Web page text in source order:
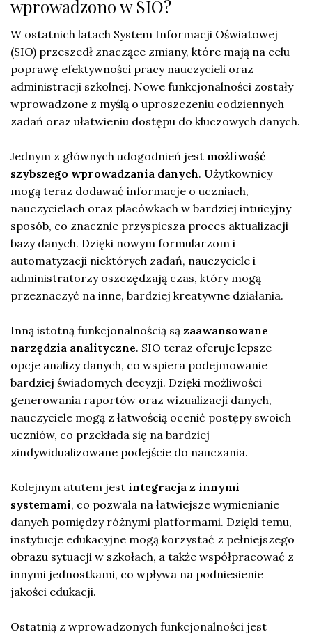
wprowadzono w SIO?
W ostatnich latach System Informacji Oświatowej
(SIO) przeszedł znaczące zmiany, które mają na celu
poprawę efektywności pracy nauczycieli oraz
administracji szkolnej. Nowe funkcjonalności zostały
wprowadzone z myślą o uproszczeniu codziennych
zadań oraz ułatwieniu dostępu do kluczowych danych.
Jednym z głównych udogodnień jest możliwość
szybszego wprowadzania danych. Użytkownicy
mogą teraz dodawać informacje o uczniach,
nauczycielach oraz placówkach w bardziej intuicyjny
sposób, co znacznie przyspiesza proces aktualizacji
bazy danych. Dzięki nowym formularzom i
automatyzacji niektórych zadań, nauczyciele i
administratorzy oszczędzają czas, który mogą
przeznaczyć na inne, bardziej kreatywne działania.
Inną istotną funkcjonalnością są zaawansowane
narzędzia analityczne. SIO teraz oferuje lepsze
opcje analizy danych, co wspiera podejmowanie
bardziej świadomych decyzji. Dzięki możliwości
generowania raportów oraz wizualizacji danych,
nauczyciele mogą z łatwością ocenić postępy swoich
uczniów, co przekłada się na bardziej
zindywidualizowane podejście do nauczania.
Kolejnym atutem jest integracja z innymi
systemami, co pozwala na łatwiejsze wymienianie
danych pomiędzy różnymi platformami. Dzięki temu,
instytucje edukacyjne mogą korzystać z pełniejszego
obrazu sytuacji w szkołach, a także współpracować z
innymi jednostkami, co wpływa na podniesienie
jakości edukacji.
Ostatnią z wprowadzonych funkcjonalności jest